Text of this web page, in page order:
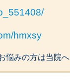
hmxsy
悩みの方は当院へ